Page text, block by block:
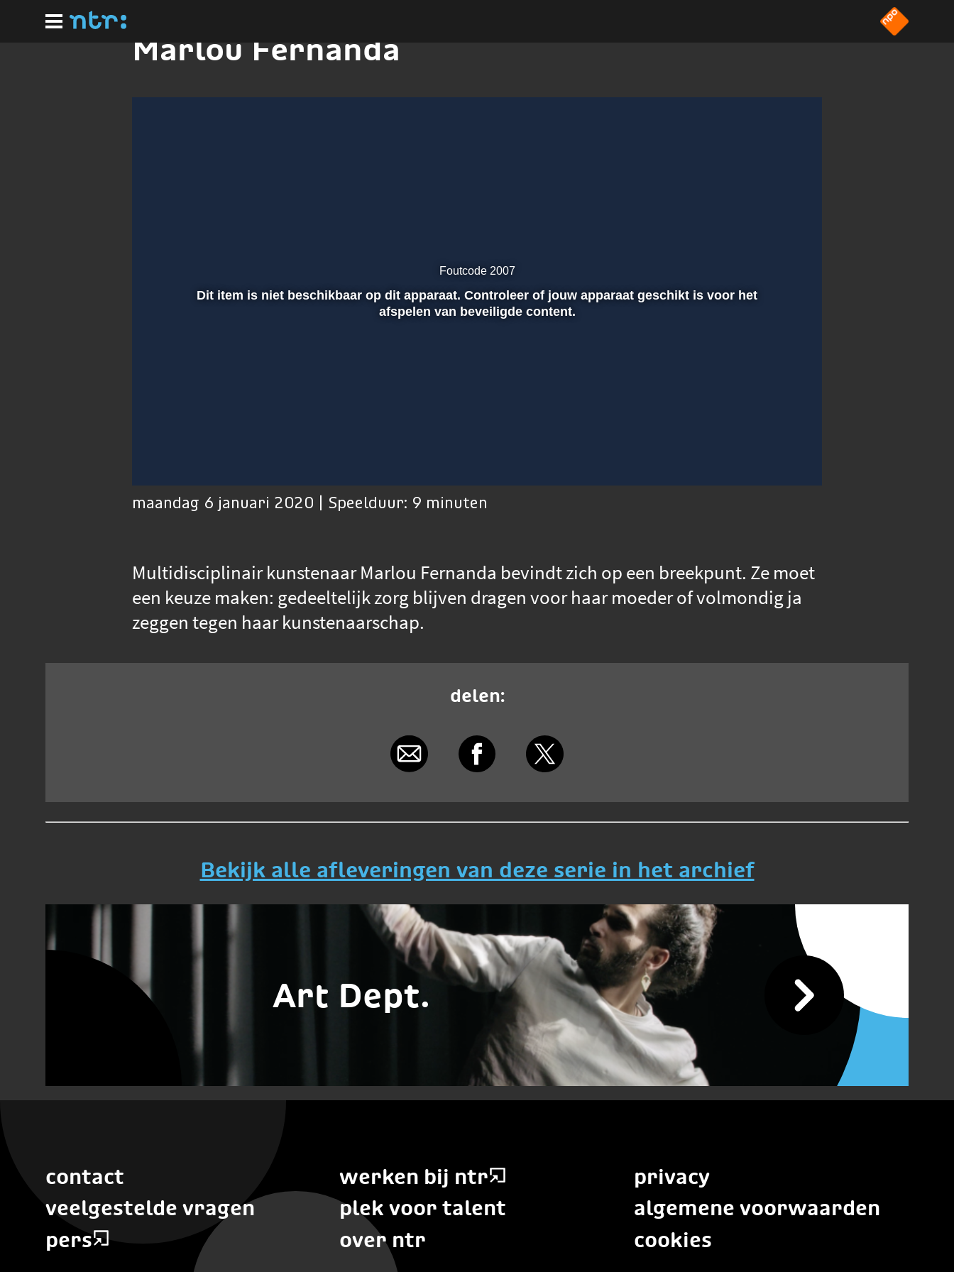
hoofdinhoud
Marlou Fernanda
Foutcode 2007
Dit item is niet beschikbaar op dit apparaat. Controleer of jouw apparaat geschikt is voor het
afspelen van beveiligde content.
maandag 6 januari 2020 | Speelduur: 9 minuten
Multidisciplinair kunstenaar Marlou Fernanda bevindt zich op een breekpunt. Ze moet
een keuze maken: gedeeltelijk zorg blijven dragen voor haar moeder of volmondig ja
zeggen tegen haar kunstenaarschap.
delen:
Bekijk alle afleveringen van deze serie in het archief
Art Dept.
contact
veelgestelde vragen
pers
werken bij ntr
plek voor talent
over ntr
privacy
algemene voorwaarden
cookies